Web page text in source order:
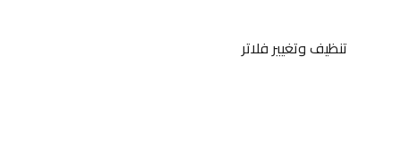
تنظيف وتغيير فلاتر